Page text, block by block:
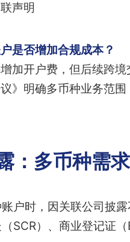
声明
是否增加合规成本？
加开户费，但后续跨
》明确多币种业务范围
：多币种需
户时，因关联公司披露
SCR）、商业登记证（